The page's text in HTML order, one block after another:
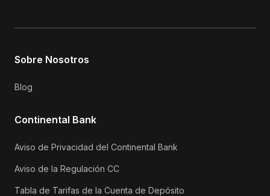
Sobre Nosotros
Blog
Continental Bank
Aviso de Privacidad del Continental Bank
Aviso de la Regulación CC
Tabla de Tarifas de la Cuenta de Depósito